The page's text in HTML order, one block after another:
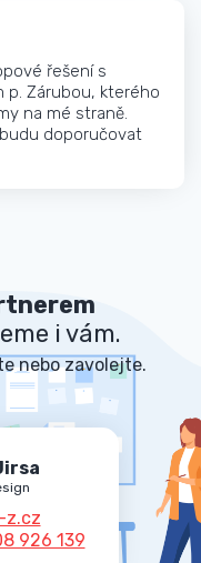
řešení s
p. Zárubou, kterého
na mé straně.
doporučovat
i vám.
nebo zavolejte.
z.cz
926 139